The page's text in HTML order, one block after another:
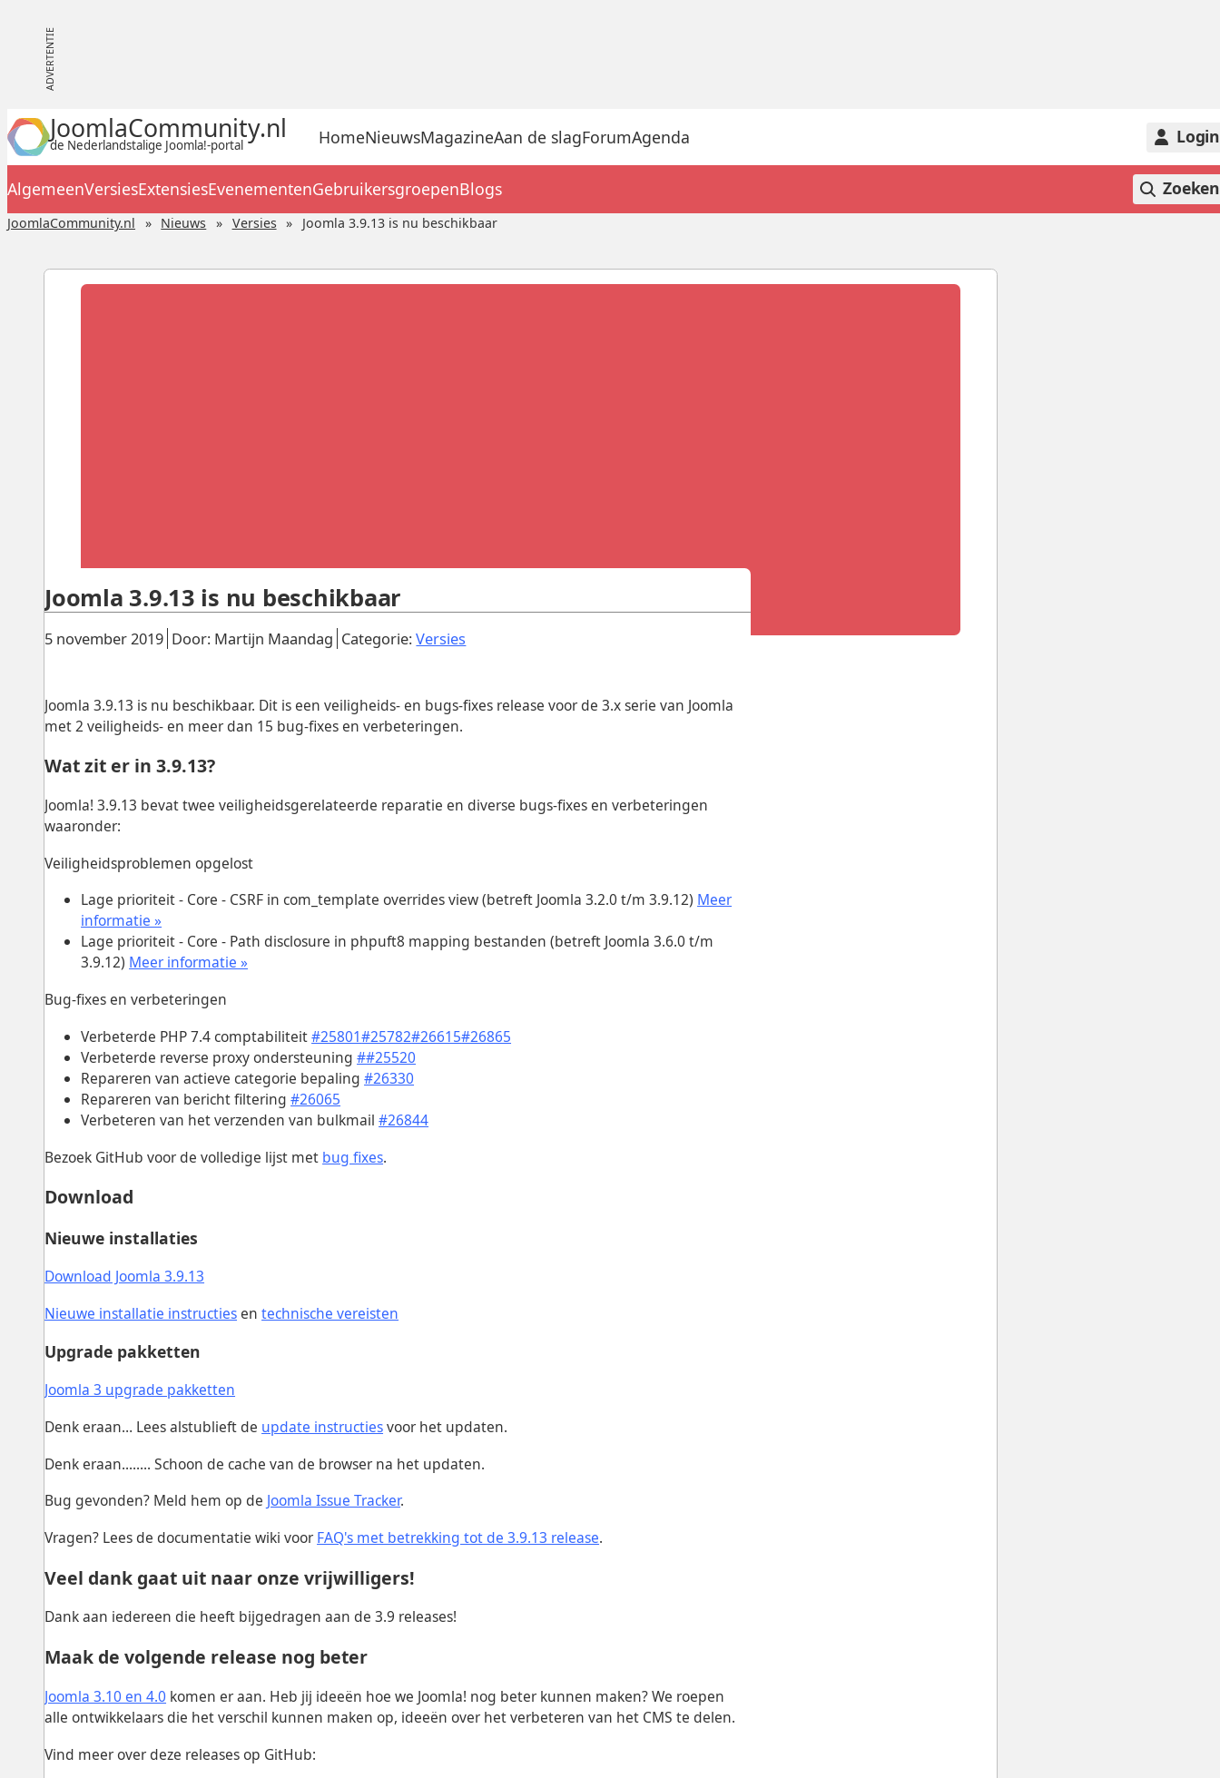
JoomlaCommunity.nl
de Nederlandstalige Joomla!-portal HomeNieuwsMagazineAan de slagForumAgenda Login
AlgemeenVersiesExtensiesEvenementenGebruikersgroepenBlogs Zoeken
JoomlaCommunity.nl Nieuws Versies Joomla 3.9.13 is nu beschikbaar
Gepubliceerd:
5 november 2019. Door: Martijn Maandag Categorie:Versies
Joomla 3.9.13 is nu beschikbaar
Joomla 3.9.13 is nu beschikbaar. Dit is een veiligheids- en bugs-fixes release voor de 3.x serie van Joomla
met 2 veiligheids- en meer dan 15 bug-fixes en verbeteringen.
Wat zit er in 3.9.13?
Joomla! 3.9.13 bevat twee veiligheidsgerelateerde reparatie en diverse bugs-fixes en verbeteringen
waaronder:
Veiligheidsproblemen opgelost
Lage prioriteit - Core - CSRF in com_template overrides view (betreft Joomla 3.2.0 t/m 3.9.12) Meer
informatie »
Lage prioriteit - Core - Path disclosure in phpuft8 mapping bestanden (betreft Joomla 3.6.0 t/m
3.9.12) Meer informatie »
Bug-fixes en verbeteringen
Verbeterde PHP 7.4 comptabiliteit#25801#25782#26615#26865
Verbeterde reverse proxy ondersteuning##25520
Repareren van actieve categorie bepaling#26330
Repareren van bericht filtering#26065
Verbeteren van het verzenden van bulkmail#26844
Bezoek GitHub voor de volledige lijst met bug fixes.
Download
Nieuwe installaties
Download Joomla 3.9.13
Nieuwe installatie instructiesentechnische vereisten
Upgrade pakketten
Joomla 3 upgrade pakketten
Denk eraan… Lees alstublieft de update instructiesvoor het updaten.
Denk eraan........ Schoon de cache van de browser na het updaten.
Bug gevonden? Meld hem op de Joomla Issue Tracker.
Vragen? Lees de documentatie wiki voor FAQ's met betrekking tot de 3.9.13 release.
Veel dank gaat uit naar onze vrijwilligers!
Dank aan iedereen die heeft bijgedragen aan de 3.9 releases!
Maak de volgende release nog beter
Joomla 3.10 en 4.0 komen er aan. Heb jij ideeën hoe we Joomla! nog beter kunnen maken? We roepen
alle ontwikkelaars die het verschil kunnen maken op, ideeën over het verbeteren van het CMS te delen.
Vind meer over deze releases op GitHub: